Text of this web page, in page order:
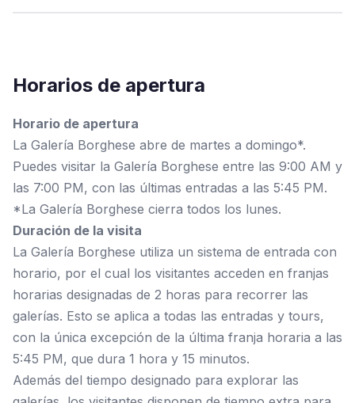
Horarios de apertura
Horario de apertura
La Galería Borghese abre de martes a domingo*.
Puedes visitar la Galería Borghese entre las 9:00 AM y
las 7:00 PM, con las últimas entradas a las 5:45 PM.
*La Galería Borghese cierra todos los lunes.
Duración de la visita
La Galería Borghese utiliza un sistema de entrada con
horario, por el cual los visitantes acceden en franjas
horarias designadas de 2 horas para recorrer las
galerías. Esto se aplica a todas las entradas y tours,
con la única excepción de la última franja horaria a las
5:45 PM, que dura 1 hora y 15 minutos.
Además del tiempo designado para explorar las